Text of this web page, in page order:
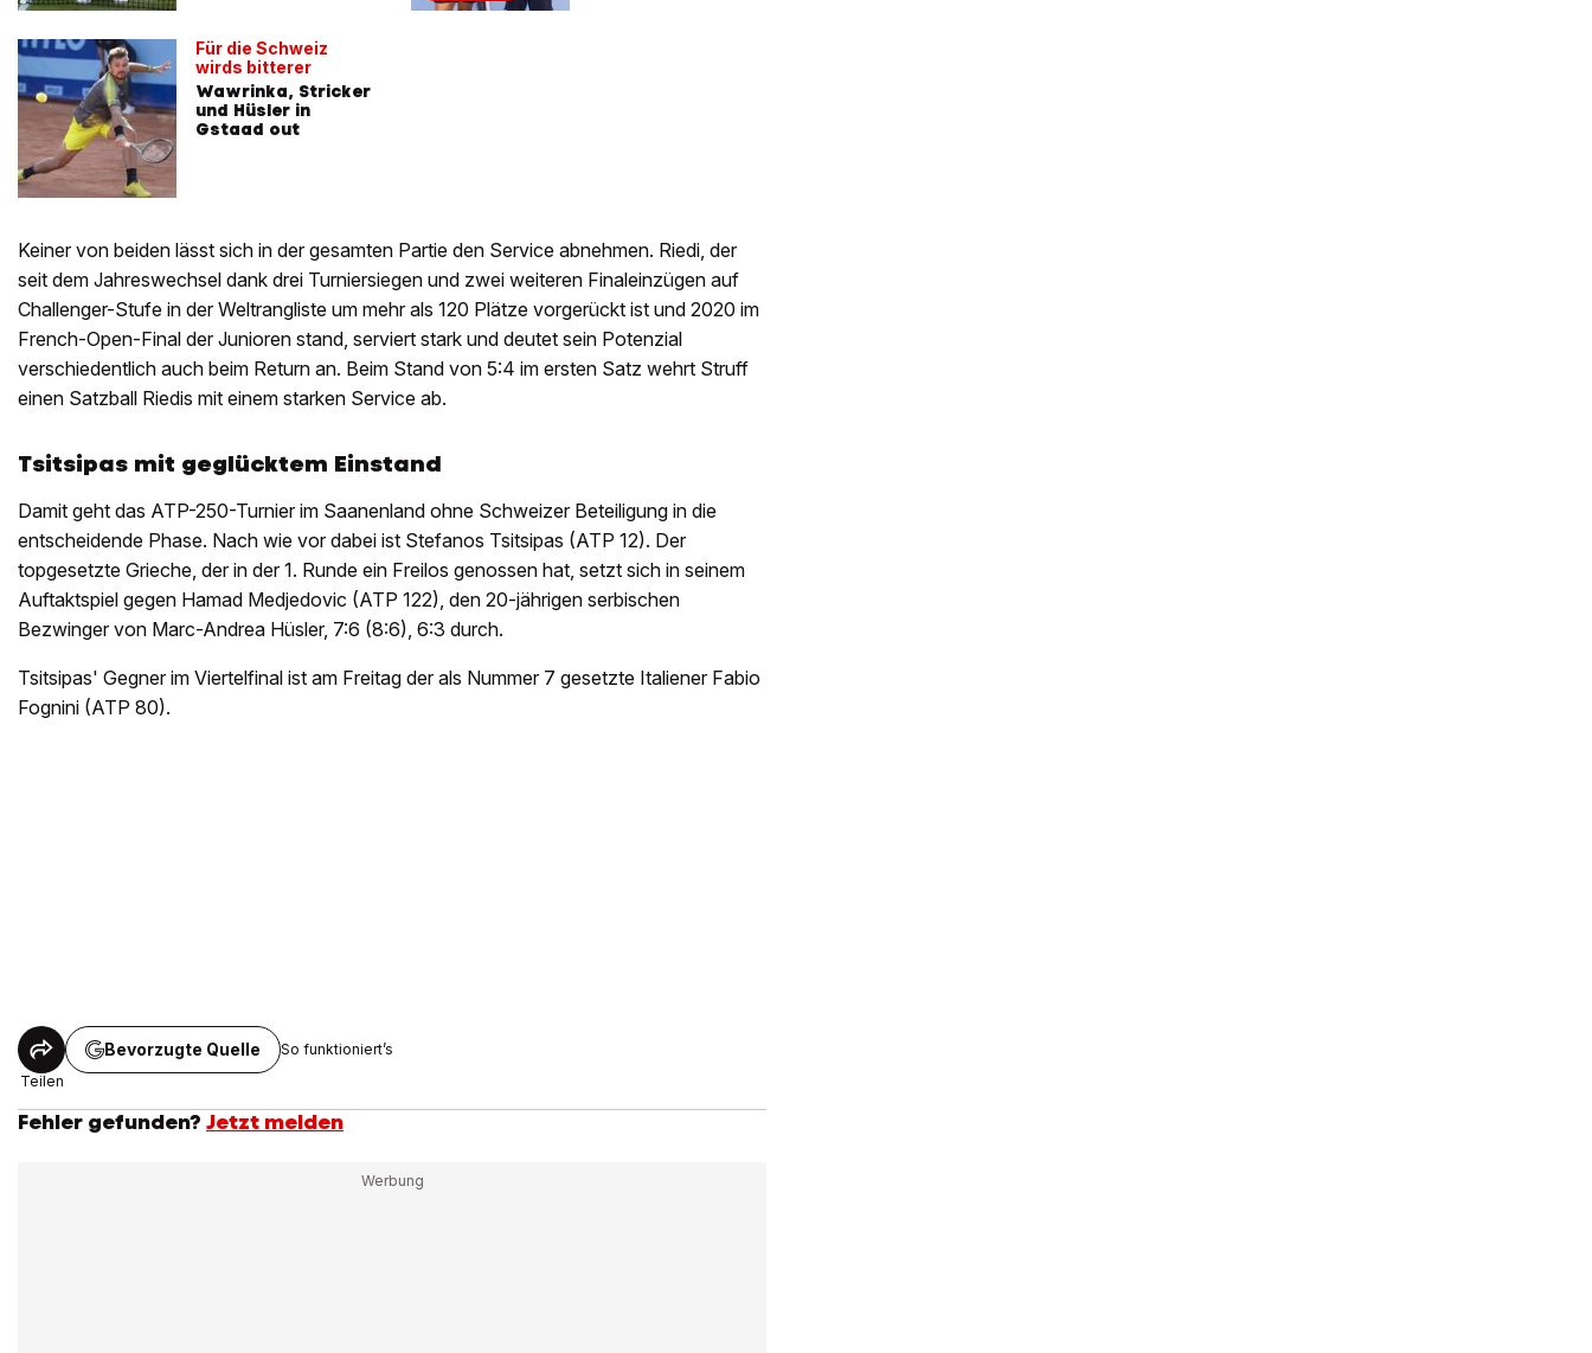
Für die Schweiz
wirds bitterer
Wawrinka, Stricker
und Hüsler in
Gstaad out
Keiner von beiden lässt sich in der gesamten Partie den Service abnehmen. Riedi, der
seit dem Jahreswechsel dank drei Turniersiegen und zwei weiteren Finaleinzügen auf
Challenger-Stufe in der Weltrangliste um mehr als 120 Plätze vorgerückt ist und 2020 im
French-Open-Final der Junioren stand, serviert stark und deutet sein Potenzial
verschiedentlich auch beim Return an. Beim Stand von 5:4 im ersten Satz wehrt Struff
einen Satzball Riedis mit einem starken Service ab.
Tsitsipas mit geglücktem Einstand
Damit geht das ATP-250-Turnier im Saanenland ohne Schweizer Beteiligung in die
entscheidende Phase. Nach wie vor dabei ist Stefanos Tsitsipas (ATP 12). Der
topgesetzte Grieche, der in der 1. Runde ein Freilos genossen hat, setzt sich in seinem
Auftaktspiel gegen Hamad Medjedovic (ATP 122), den 20-jährigen serbischen
Bezwinger von Marc-Andrea Hüsler, 7:6 (8:6), 6:3 durch.
Tsitsipas' Gegner im Viertelfinal ist am Freitag der als Nummer 7 gesetzte Italiener Fabio
Fognini (ATP 80).
Teilen
Bevorzugte Quelle So funktioniert’s
Fehler gefunden? Jetzt melden